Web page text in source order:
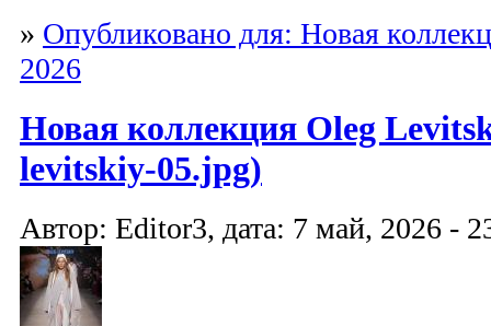
» Опубликовано для: Новая
2026
Новая коллекция Oleg
levitskiy-05.jpg)
Автор: Editor3, дата: 7 май, 2026 -